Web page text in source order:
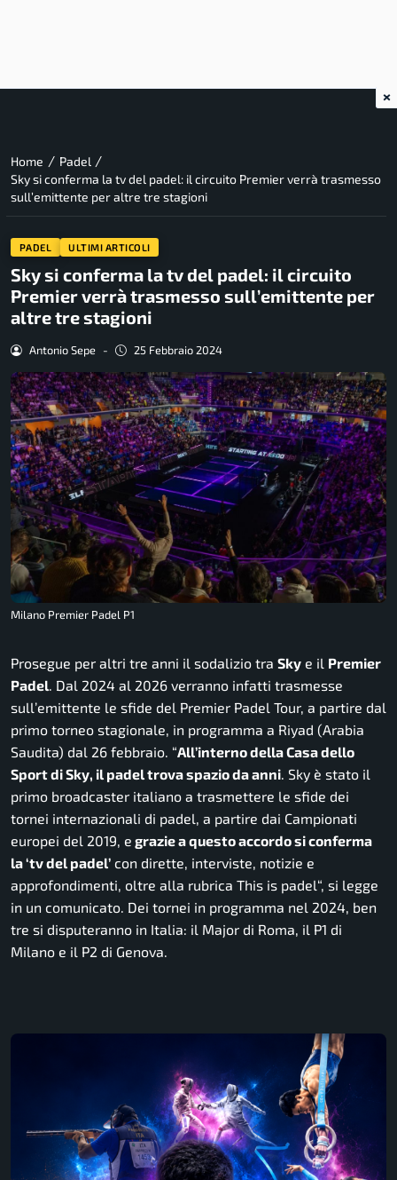
Home / Padel /
Sky si conferma la tv del padel: il circuito Premier verrà trasmesso
sull’emittente per altre tre stagioni
PADEL ULTIMI ARTICOLI
Sky si conferma la tv del padel: il circuito
Premier verrà trasmesso sull’emittente per
altre tre stagioni
Antonio Sepe - 25 Febbraio 2024
Milano Premier Padel P1
Prosegue per altri tre anni il sodalizio tra Sky e il Premier
Padel. Dal 2024 al 2026 verranno infatti trasmesse
sull’emittente le sfide del Premier Padel Tour, a partire dal
primo torneo stagionale, in programma a Riyad (Arabia
Saudita) dal 26 febbraio. “All’interno della Casa dello
Sport di Sky, il padel trova spazio da anni. Sky è stato il
primo broadcaster italiano a trasmettere le sfide dei
tornei internazionali di padel, a partire dai Campionati
europei del 2019, e grazie a questo accordo si conferma
la ‘tv del padel’ con dirette, interviste, notizie e
approfondimenti, oltre alla rubrica This is padel“, si legge
in un comunicato. Dei tornei in programma nel 2024, ben
tre si disputeranno in Italia: il Major di Roma, il P1 di
Milano e il P2 di Genova.
×